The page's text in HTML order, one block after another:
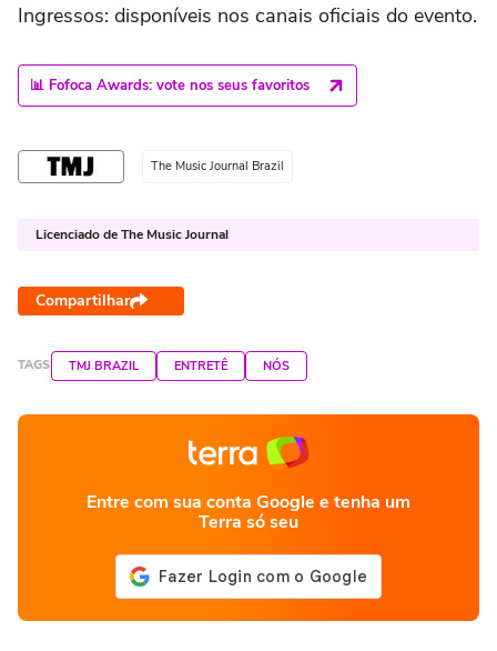
Ingressos: disponíveis nos canais oficiais do evento.
📊 Fofoca Awards: vote nos seus favoritos
The Music Journal Brazil
Licenciado de The Music Journal
Compartilhar
TAGS TMJ BRAZIL ENTRETÊ NÓS
Entre com sua conta Google e tenha um
Terra só seu